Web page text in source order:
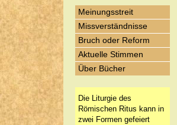
Meinungsstreit
Missverständnisse
Bruch oder Reform
Aktuelle Stimmen
Über Bücher
Die Liturgie des
Römischen Ritus kann in
zwei Formen gefeiert